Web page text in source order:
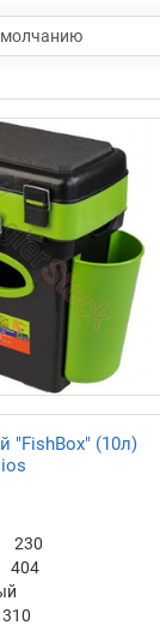
"FishBox" (10л)
230
404
310